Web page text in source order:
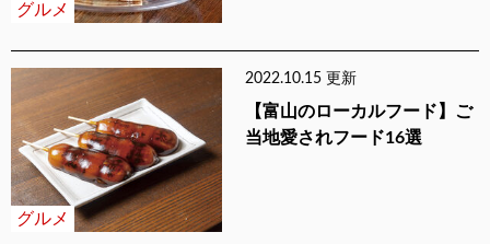
グルメ
グルメ
2022.10.15 更新
【富山のローカルフード】ご
当地愛されフード16選